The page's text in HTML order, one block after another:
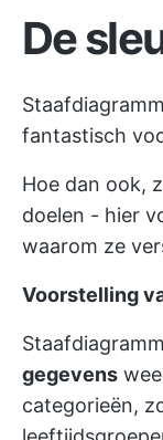
De
fantastisch
Hoe dan ook,
doelen - hier
waarom ze
Voorstelling
gegevens
categorieën,